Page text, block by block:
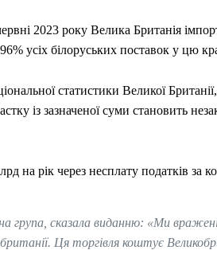
2023 року Велика Британія
усіх білоруських поставок у цю
статистики Великої
із зазначеної суми становить
на рік через несплату податків за
група, сказала виданню: «Ми
Ця торгівля коштує